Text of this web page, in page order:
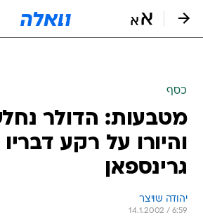
כסף
מטבעות: הדולר
והיורו על רקע
גרינספאן
יהודה שויצר
14.1.2002 / 6:59